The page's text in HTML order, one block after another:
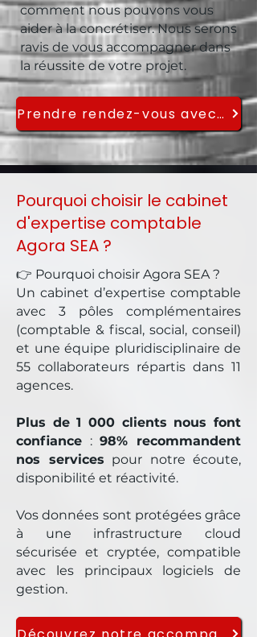
comment nous pouvons vous
aider à la concrétiser.Nous serons
ravis de vous accompagner dans
la réussite de votre projet.
Prendre rendez-vous avec le cabinet Agora SEA pour votre projet de création
Pourquoi choisir le cabinet
d'expertise comptable
Agora SEA ?
👉 Pourquoi choisir Agora SEA ?
Un cabinet d’expertise comptable
avec 3 pôles complémentaires
(comptable & fiscal, social, conseil)
et une équipe pluridisciplinaire de
55 collaborateurs répartis dans 11
agences.
​Plus de 1 000 clients nous font
confiance :98% recommandent
nos services pour notre écoute,
disponibilité et réactivité.
​Vos données sont protégées grâce
à une infrastructure cloud
sécurisée et cryptée, compatible
avec les principaux logiciels de
gestion.​